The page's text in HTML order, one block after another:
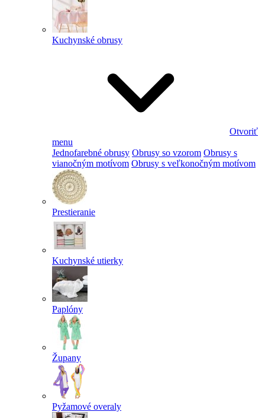
Kuchynské obrusy
Otvoriť
menu
Jednofarebné obrusy Obrusy so vzorom Obrusy s
vianočným motívom Obrusy s veľkonočným motívom
Prestieranie
Kuchynské utierky
Paplóny
Župany
Pyžamové overaly